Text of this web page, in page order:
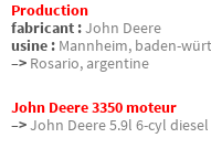
Production
fabricant :John Deere
usine : Mannheim, baden-
–> Rosario, argentine
John Deere 3350 moteur
–>John Deere 5.9l 6-cyl diesel